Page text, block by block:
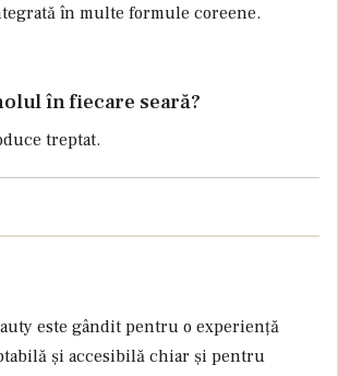
în multe formule coreene.
în fiecare seară?
treptat.
este gândit pentru o experiență
și accesibilă chiar și pentru